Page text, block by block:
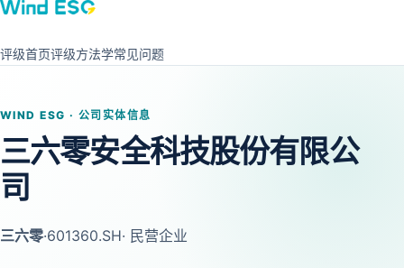
评级首页评级方法学常见问题
WIND ESG · 公司实体信息
三六零安全科技股份有限公
司
三六零·601360.SH· 民营企业